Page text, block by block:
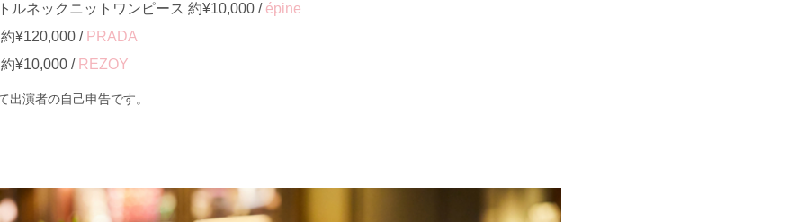
ルネックニットワンピース 約¥10,000 / épine
¥120,000 / PRADA
¥10,000 / REZOY
演者の自己申告です。